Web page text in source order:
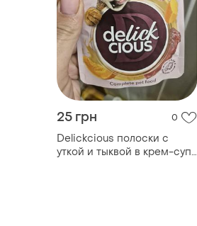
25 грн 0
Delickcious полоски с
уткой и тыквой в крем-супе